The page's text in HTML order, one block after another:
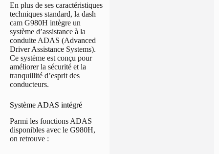
En plus de ses caractéristiques
techniques standard, la dash
cam G980H intègre un
système d’assistance à la
conduite ADAS (Advanced
Driver Assistance Systems).
Ce système est conçu pour
améliorer la sécurité et la
tranquillité d’esprit des
conducteurs.
Système ADAS intégré
Parmi les fonctions ADAS
disponibles avec le G980H,
on retrouve :